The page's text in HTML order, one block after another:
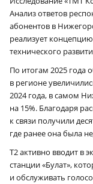
Анализ ответов
абонентов в
реализует
технического
По итогам 2025 года
в регионе
2024 года, в самом
на 15%. Благодаря
к связи получили
где ранее она была
Т2 активно вводит в
станции «Булат»,
и обслуживать